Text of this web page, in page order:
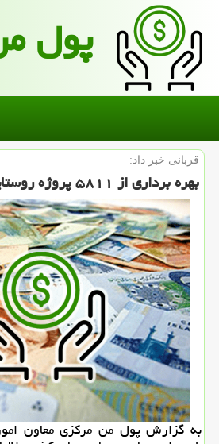
پول
قربانی خبر داد:
بهره برداری از ۵۸۱۱ پروژه روستایی در دهه فجر ۹۹
به گزارش پول من مرکزی معاون